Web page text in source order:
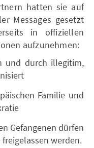
hatten sie auf
Messages gesetzt
in offiziellen
aufzunehmen:
und durch illegitim,
Familie und
Gefangenen dürfen
werden.